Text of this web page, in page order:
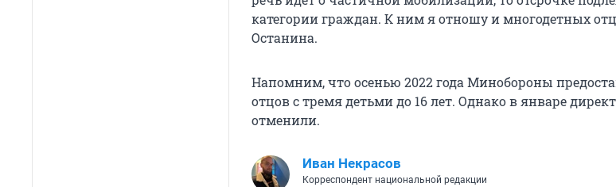
категории граждан. К ним я отношу и многодетных
Останина.
Напомним, что осенью 2022 года Минобороны
отцов с тремя детьми до 16 лет. Однако в январе
отменили.
Иван Некрасов
Корреспондент национальной редакции